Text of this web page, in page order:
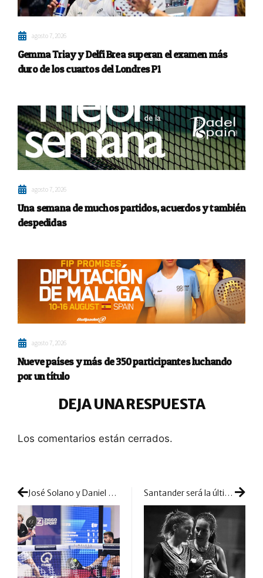
agosto 7, 2026
Gemma Triay y Delfi Brea superan el examen más
duro de los cuartos del Londres P1
agosto 7, 2026
Una semana de muchos partidos, acuerdos y también
despedidas
agosto 7, 2026
Nueve países y más de 350 participantes luchando
por un título
DEJA UNA RESPUESTA
Los comentarios están cerrados.
José Solano y Daniel Windahl hurgan en la herida de Arroyo y Juan Martín Díaz Santander será la última entrega conjunta del binomio Blanco – Ruiz